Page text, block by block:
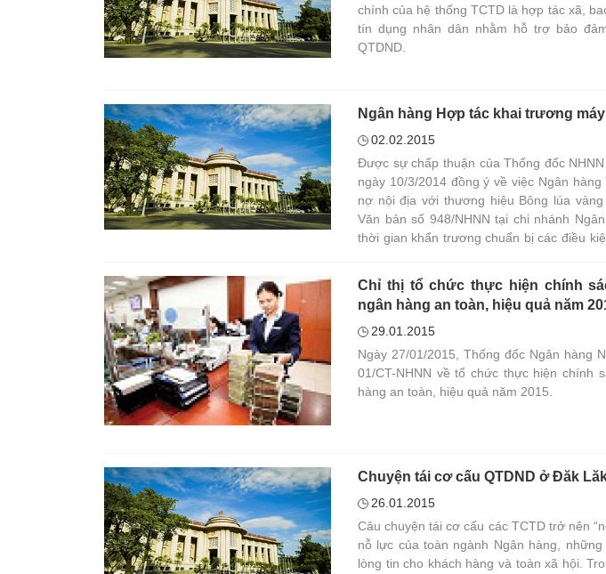
chính của hệ thống TCTD là hợp tác xã,
tín dụng nhân dân nhằm hỗ trợ bảo
QTDND.
Ngân hàng Hợp tác khai trương
02.02.2015
Được sự chấp thuận của Thống đốc
ngày 10/3/2014 đồng ý về việc Ngân
nợ nội địa với thương hiệu Bông lúa
Văn bản số 948/NHNN tại chi nhánh
thời gian khẩn trương chuẩn bị các điều
nhánh Bắc Ninh, số 353 Trần Hưng Đạo,
phục vụ khách hàng.
Chỉ thị tổ chức thực hiện chính
ngân hàng an toàn, hiệu quả năm
29.01.2015
Ngày 27/01/2015, Thống đốc Ngân hàng
01/CT-NHNN về tổ chức thực hiện chính
hàng an toàn, hiệu quả năm 2015.
Chuyện tái cơ cấu QTDND ở Đăk
26.01.2015
Câu chuyện tái cơ cấu các TCTD trở nên
nỗ lực của toàn ngành Ngân hàng,
lòng tin cho khách hàng và toàn xã hội.